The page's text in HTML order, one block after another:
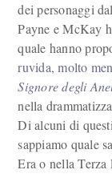
dei personaggi
Payne e McKay
quale hanno
ruvida, molto
Signore degli
nella
Di alcuni di
sappiamo quale
Era o nella Terza